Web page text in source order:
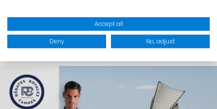
Team
Accept all
Deny No, adjust